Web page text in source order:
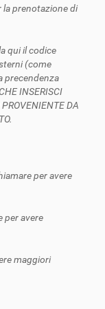
la prenotazione di
qui il codice
(come
precendenza
INSERISCI
DA
per avere
per avere
maggiori